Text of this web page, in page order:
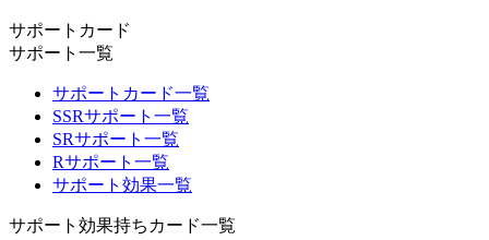
サポートカード
サポート一覧
サポートカード一覧
SSRサポート一覧
SRサポート一覧
Rサポート一覧
サポート効果一覧
サポート効果持ちカード一覧